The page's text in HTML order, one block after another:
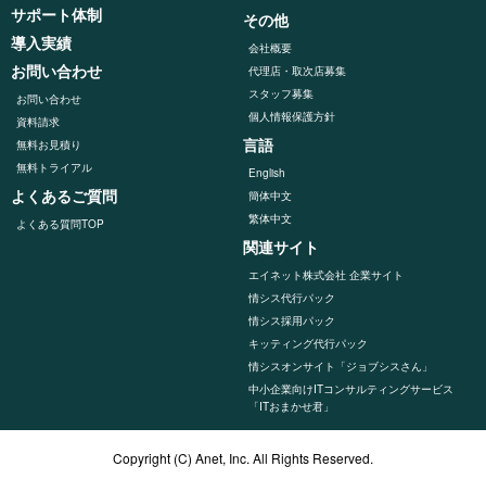
サポート体制
導入実績
お問い合わせ
お問い合わせ
資料請求
無料お見積り
無料トライアル
よくあるご質問
よくある質問TOP
その他
会社概要
代理店・取次店募集
スタッフ募集
個人情報保護方針
言語
English
簡体中文
繁体中文
関連サイト
エイネット株式会社 企業サイト
情シス代行パック
情シス採用パック
キッティング代⾏パック
情シスオンサイト「ジョブシスさん」
中小企業向けITコンサルティングサービス
「ITおまかせ君」
Copyright (C) Anet, Inc. All Rights Reserved.